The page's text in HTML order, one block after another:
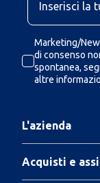
Marketing/
di consenso
spontanea,
altre
L'azienda
Acquisti e